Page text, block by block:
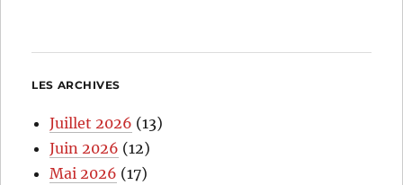
LES ARCHIVES
Juillet 2026 (13)
Juin 2026 (12)
Mai 2026 (17)